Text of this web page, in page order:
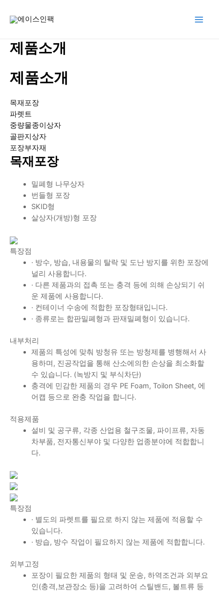
제품소개
제품소개
목재포장
파렛트
중량물종이상자
골판지상자
포장부자재
목재포장
밀폐형 나무상자
번들형 포장
SKID형
살상자(개방)형 포장
특장점
· 방수, 방습, 내용물의 탈락 및 도난 방지를 위한 포장에
널리 사용합니다.
· 다른 제품과의 접촉 또는 충격 등에 의해 손상되기 쉬
운 제품에 사용합니다.
· 컨테이너 수송에 적합한 포장형태입니다.
· 종류로는 합판밀폐형과 판재밀폐형이 있습니다.
내부처리
제품의 특성에 맞춰 방청유 또는 방청제를 병행해서 사
용하며, 진공작업을 통해 산소에의한 손상을 최소화할
수 있습니다. (녹방지 및 부식차단)
충격에 민감한 제품의 경우 PE Foam, Toilon Sheet, 에
어캡 등으로 완충 작업을 합니다.
적용제품
설비 및 공구류, 각종 산업용 철구조물, 파이프류, 자동
차부품, 전자통신부야 및 다양한 업종분야에 적합합니
다.
특장점
· 별도의 파렛트를 필요로 하지 않는 제품에 적용할 수
있습니다.
· 방습, 방수 작업이 필요하지 않는 제품에 적합합니다.
외부고정
포장이 필요한 제품의 형태 및 운송, 하역조건과 외부요
인(충격,보관장소 등)을 고려하여 스틸밴드, 볼트류 등